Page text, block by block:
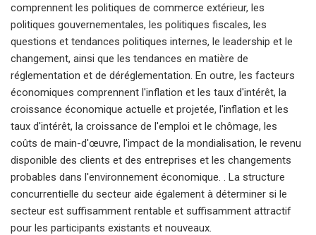
comprennent les politiques de commerce extérieur, les
politiques gouvernementales, les politiques fiscales, les
questions et tendances politiques internes, le leadership et le
changement, ainsi que les tendances en matière de
réglementation et de déréglementation. En outre, les facteurs
économiques comprennent l'inflation et les taux d'intérêt, la
croissance économique actuelle et projetée, l'inflation et les
taux d'intérêt, la croissance de l'emploi et le chômage, les
coûts de main-d'œuvre, l'impact de la mondialisation, le revenu
disponible des clients et des entreprises et les changements
probables dans l'environnement économique. . La structure
concurrentielle du secteur aide également à déterminer si le
secteur est suffisamment rentable et suffisamment attractif
pour les participants existants et nouveaux.